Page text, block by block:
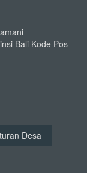
Bali Kode Pos
Desa